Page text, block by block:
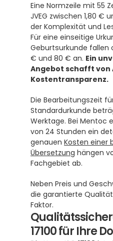
Eine Normzeile mit 55
JVEG zwischen 1,80 €
der Komplexität und
Für eine einseitige
Geburtsurkunde fallen
€ und 80 € an. Ein
Angebot schafft von
Kostentransparenz.
Die Bearbeitungszeit
Standardurkunde
Werktage. Bei Mentoc
von 24 Stunden ein
genauen Kosten einer
Übersetzung hängen
Fachgebiet ab.
Neben Preis und
die garantierte
Faktor.
17100 für Ihre